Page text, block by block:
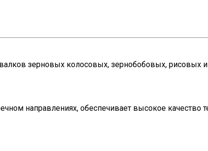
зерновых колосовых, зернобобовых, рисовых
направлениях, обеспечивает высокое качество